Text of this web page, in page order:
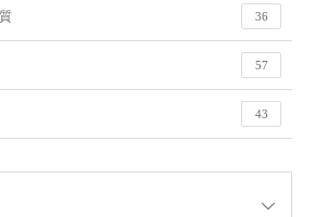
36
57
43